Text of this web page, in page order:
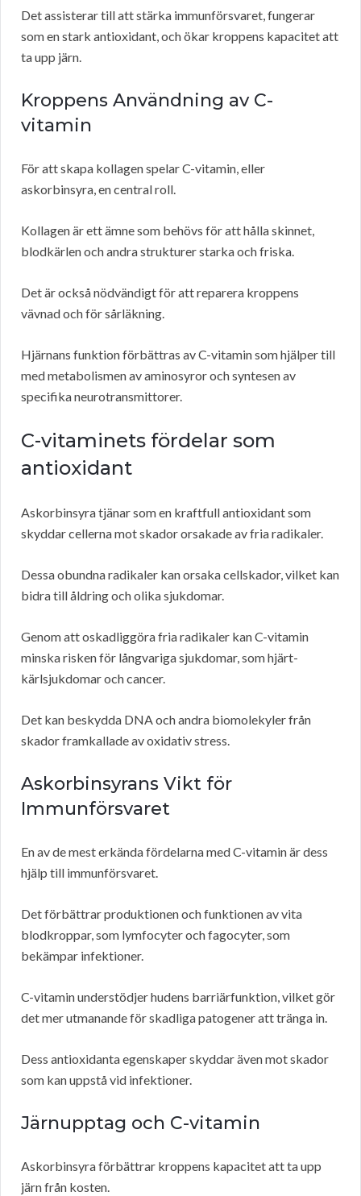
Det assisterar till att stärka immunförsvaret, fungerar
som en stark antioxidant, och ökar kroppens kapacitet att
ta upp järn.
Kroppens Användning av C-
vitamin
För att skapa kollagen spelar C-vitamin, eller
askorbinsyra, en central roll.
Kollagen är ett ämne som behövs för att hålla skinnet,
blodkärlen och andra strukturer starka och friska.
Det är också nödvändigt för att reparera kroppens
vävnad och för sårläkning.
Hjärnans funktion förbättras av C-vitamin som hjälper till
med metabolismen av aminosyror och syntesen av
specifika neurotransmittorer.
C-vitaminets fördelar som
antioxidant
Askorbinsyra tjänar som en kraftfull antioxidant som
skyddar cellerna mot skador orsakade av fria radikaler.
Dessa obundna radikaler kan orsaka cellskador, vilket kan
bidra till åldring och olika sjukdomar.
Genom att oskadliggöra fria radikaler kan C-vitamin
minska risken för långvariga sjukdomar, som hjärt-
kärlsjukdomar och cancer.
Det kan beskydda DNA och andra biomolekyler från
skador framkallade av oxidativ stress.
Askorbinsyrans Vikt för
Immunförsvaret
En av de mest erkända fördelarna med C-vitamin är dess
hjälp till immunförsvaret.
Det förbättrar produktionen och funktionen av vita
blodkroppar, som lymfocyter och fagocyter, som
bekämpar infektioner.
C-vitamin understödjer hudens barriärfunktion, vilket gör
det mer utmanande för skadliga patogener att tränga in.
Dess antioxidanta egenskaper skyddar även mot skador
som kan uppstå vid infektioner.
Järnupptag och C-vitamin
Askorbinsyra förbättrar kroppens kapacitet att ta upp
järn från kosten.